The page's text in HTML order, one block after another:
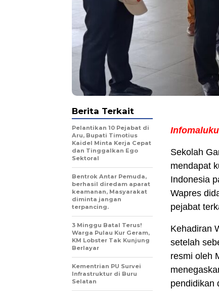
Sekolah
mendapat
Indonesia
Wapres
pejabat
Kehadiran
setelah
resmi oleh
pendidikan
Berita Terkait
Pelantikan 10 Pejabat di
Aru, Bupati Timotius
Kaidel Minta Kerja Cepat
dan Tinggalkan Ego
Sektoral
Bentrok Antar Pemuda,
berhasil diredam aparat
keamanan, Masyarakat
diminta jangan
terpancing.
3 Minggu Batal Terus!
Warga Pulau Kur Geram,
KM Lobster Tak Kunjung
Berlayar
Kementrian PU Survei
Infrastruktur di Buru
Selatan